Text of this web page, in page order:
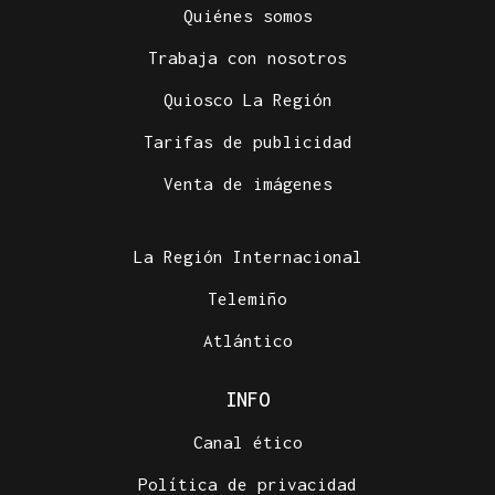
Quiénes somos
Trabaja con nosotros
Quiosco La Región
Tarifas de publicidad
Venta de imágenes
La Región Internacional
Telemiño
Atlántico
INFO
Canal ético
Política de privacidad